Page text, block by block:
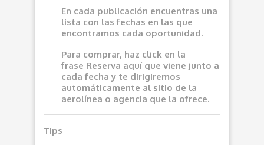
En cada publicación encuentras una
lista con las fechas en las que
encontramos cada oportunidad.
Para comprar, haz click en la
frase Reserva aquí que viene junto a
cada fecha y te dirigiremos
automáticamente al sitio de la
aerolínea o agencia que la ofrece.
Tips